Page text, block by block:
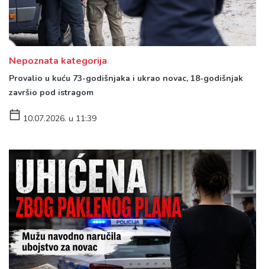
Nepoznata kategorija
Provalio u kuću 73-godišnjaka i ukrao novac, 18-godišnjak
završio pod istragom
10.07.2026. u 11:39